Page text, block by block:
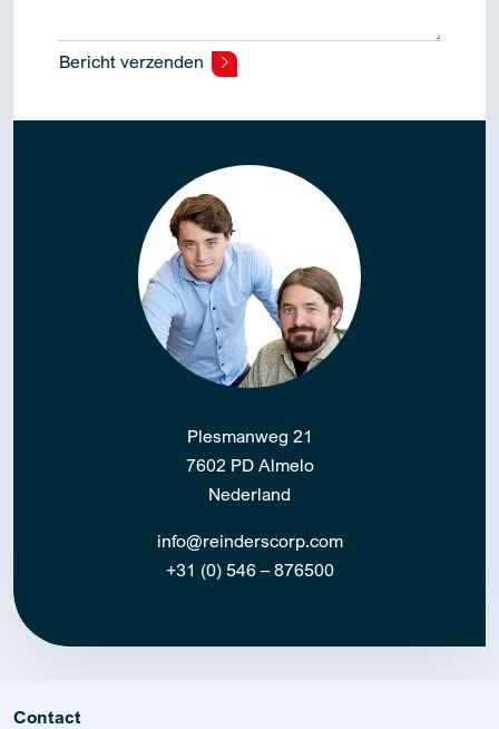
Bericht verzenden
Plesmanweg 21
7602 PD Almelo
Nederland
info@reinderscorp.com
+31 (0) 546 – 876500
Contact